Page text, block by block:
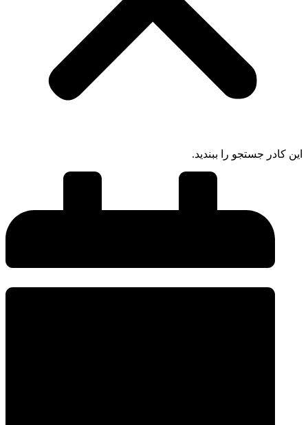
این کادر جستجو را ببندید.